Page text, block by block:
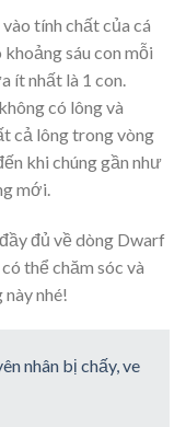
tính chất của cá
sáu con mỗi
ít nhất là 1 con.
có lông và
cả lông trong vòng
khi chúng gần như
mới.
đủ về dòng Dwarf
thể chăm sóc và
nhé!
nhân bị chấy, ve